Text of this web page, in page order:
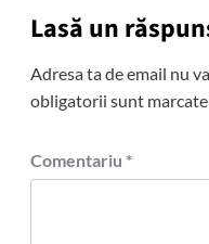
Lasă un
Adresa ta de email nu
obligatorii sunt marcate
Comentariu *